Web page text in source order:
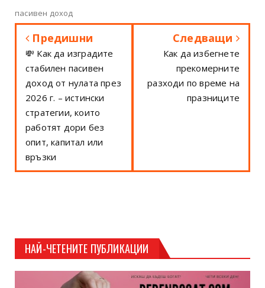
пасивен доход
Предишни
💸 Как да изградите
стабилен пасивен
доход от нулата през
2026 г. – истински
стратегии, които
работят дори без
опит, капитал или
връзки
Следващи
Как да избегнете
прекомерните
разходи по време на
празниците
НАЙ-ЧЕТЕНИТЕ ПУБЛИКАЦИИ